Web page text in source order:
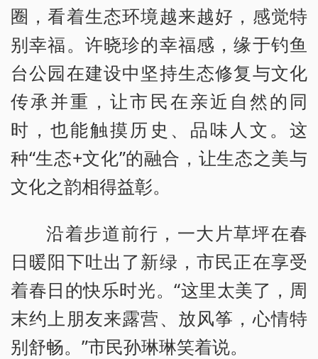
圈，看着生态环境越来越好，感觉特
别幸福。许晓珍的幸福感，缘于钓鱼
台公园在建设中坚持生态修复与文化
传承并重，让市民在亲近自然的同
时，也能触摸历史、品味人文。这
种“生态+文化”的融合，让生态之美与
文化之韵相得益彰。
沿着步道前行，一大片草坪在春
日暖阳下吐出了新绿，市民正在享受
着春日的快乐时光。“这里太美了，周
末约上朋友来露营、放风筝，心情特
别舒畅。”市民孙琳琳笑着说。